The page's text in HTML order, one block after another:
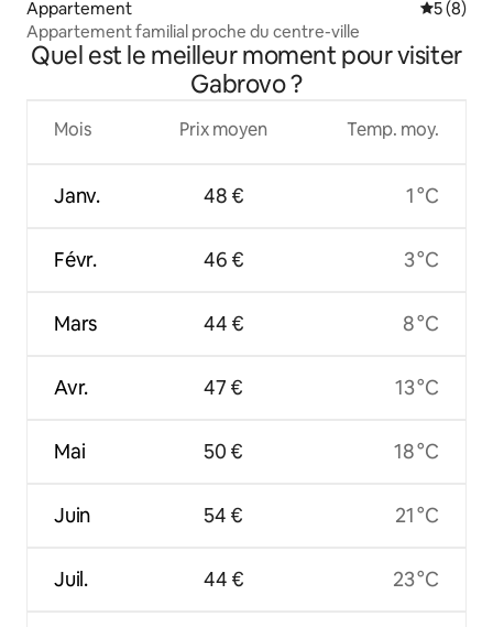
Appartement
5 (8)
Appartement familial proche du centre-ville
Quel est le meilleur moment pour visiter
Gabrovo ?
Mois
Janv.
Févr.
Mars
Avr.
Mai
Juin
Juil.
Prix moyen
48 €
46 €
44 €
47 €
50 €
54 €
44 €
Temp. moy.
1 °C
3 °C
8 °C
13 °C
18 °C
21 °C
23 °C